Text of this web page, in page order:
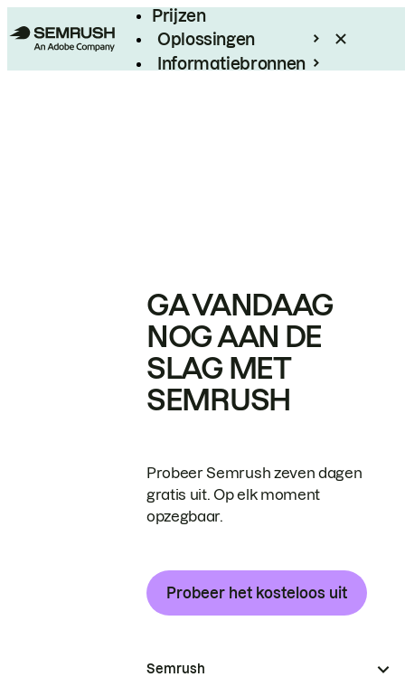
Prijzen
Oplossingen
Informatiebronnen
GA VANDAAG
NOG AAN DE
SLAG MET
SEMRUSH
Probeer Semrush zeven dagen
gratis uit. Op elk moment
opzegbaar.
Probeer het kosteloos uit
Semrush